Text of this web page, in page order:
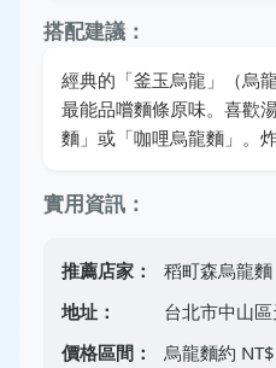
搭配建議：
經典的「釜玉烏龍」（烏
最能品嚐麵條原味。喜歡
麵」或「咖哩烏龍麵」。
實用資訊：
推薦店家：
稻町森烏龍麵
地址：
台北市中山
價格區間：
烏龍麵約